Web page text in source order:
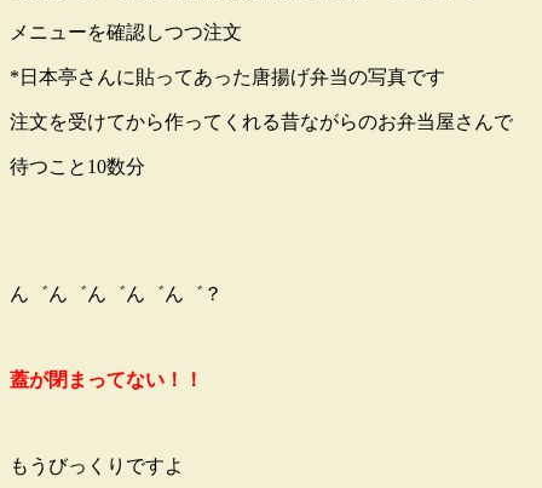
メニューを確認しつつ注文
*日本亭さんに貼ってあった唐揚げ弁当の写真です
注文を受けてから作ってくれる昔ながらのお弁当屋さんで
待つこと10数分
ん゛ん゛ん゛ん゛ん゛？
蓋が閉まってない！！
もうびっくりですよ